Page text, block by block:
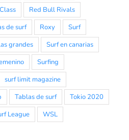
Red Bull Rivals
de surf Roxy
Surf
grandes
Surf en canarias
Surfing
surf limit magazine
Tablas de surf
Tokio 2020
League WSL